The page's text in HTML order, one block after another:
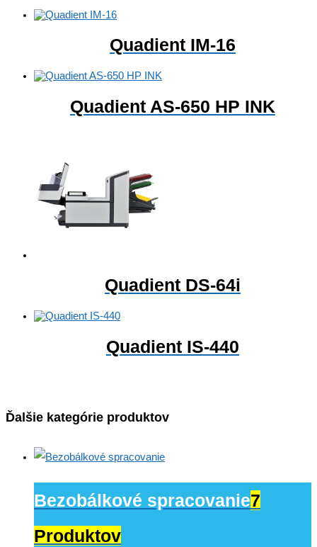
Quadient IM-16
Quadient AS-650 HP INK
Quadient DS-64i
Quadient IS-440
Ďalšie kategórie produktov
Bezobálkové spracovanie7
Produktov